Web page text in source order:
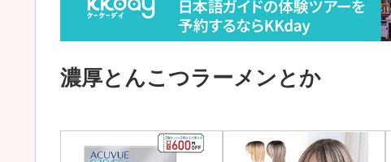
濃厚とんこつラーメンとか